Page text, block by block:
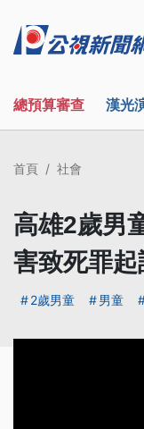
總預算審查 漢光
首頁 社會
高雄2歲男
害致死罪
2歲男童 男童